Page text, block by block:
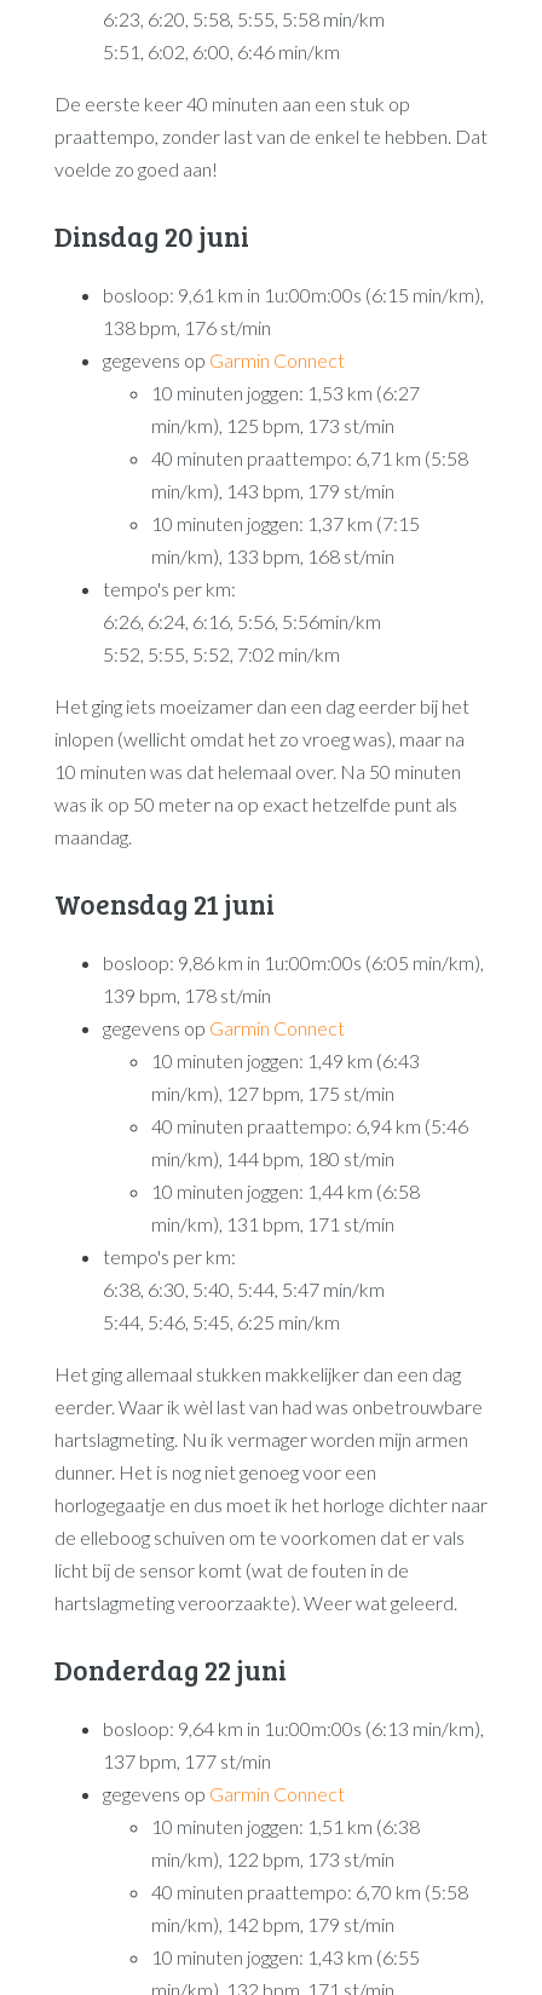
6:23, 6:20, 5:58, 5:55, 5:58 min/km
5:51, 6:02, 6:00, 6:46 min/km
De eerste keer 40 minuten aan een stuk op
praattempo, zonder last van de enkel te hebben. Dat
voelde zo goed aan!
Dinsdag 20 juni
bosloop: 9,61 km in 1u:00m:00s (6:15 min/km),
138 bpm, 176 st/min
gegevens op Garmin Connect
10 minuten joggen: 1,53 km (6:27
min/km), 125 bpm, 173 st/min
40 minuten praattempo: 6,71 km (5:58
min/km), 143 bpm, 179 st/min
10 minuten joggen: 1,37 km (7:15
min/km), 133 bpm, 168 st/min
tempo's per km:
6:26, 6:24, 6:16, 5:56, 5:56min/km
5:52, 5:55, 5:52, 7:02 min/km
Het ging iets moeizamer dan een dag eerder bij het
inlopen (wellicht omdat het zo vroeg was), maar na
10 minuten was dat helemaal over. Na 50 minuten
was ik op 50 meter na op exact hetzelfde punt als
maandag.
Woensdag 21 juni
bosloop: 9,86 km in 1u:00m:00s (6:05 min/km),
139 bpm, 178 st/min
gegevens op Garmin Connect
10 minuten joggen: 1,49 km (6:43
min/km), 127 bpm, 175 st/min
40 minuten praattempo: 6,94 km (5:46
min/km), 144 bpm, 180 st/min
10 minuten joggen: 1,44 km (6:58
min/km), 131 bpm, 171 st/min
tempo's per km:
6:38, 6:30, 5:40, 5:44, 5:47 min/km
5:44, 5:46, 5:45, 6:25 min/km
Het ging allemaal stukken makkelijker dan een dag
eerder. Waar ik wèl last van had was onbetrouwbare
hartslagmeting. Nu ik vermager worden mijn armen
dunner. Het is nog niet genoeg voor een
horlogegaatje en dus moet ik het horloge dichter naar
de elleboog schuiven om te voorkomen dat er vals
licht bij de sensor komt (wat de fouten in de
hartslagmeting veroorzaakte). Weer wat geleerd.
Donderdag 22 juni
bosloop: 9,64 km in 1u:00m:00s (6:13 min/km),
137 bpm, 177 st/min
gegevens op Garmin Connect
10 minuten joggen: 1,51 km (6:38
min/km), 122 bpm, 173 st/min
40 minuten praattempo: 6,70 km (5:58
min/km), 142 bpm, 179 st/min
10 minuten joggen: 1,43 km (6:55
min/km), 132 bpm, 171 st/min